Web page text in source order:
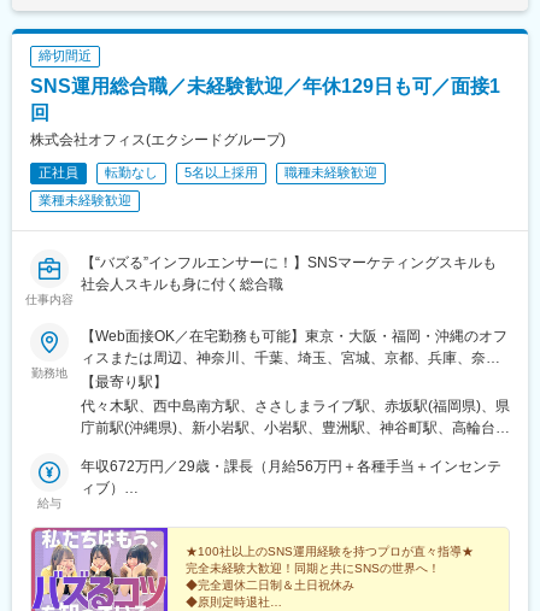
駅、大阪梅田駅(阪神線)、新今宮駅前駅、松屋町駅、岸里駅、三宮
駅(神戸新交通)、高速神戸駅、山陽明石駅、山陽姫路駅、山陽垂水
駅、川西池田駅、西代駅、宝塚南口駅、鳴尾・武庫川女子大前
駅、芦屋川駅、鈴蘭台西口駅、須磨寺駅、大開駅、旧居留地・大
丸前駅、新在家駅、伊丹駅(阪急線)、猪名寺駅、西灘駅、舞子公園
四宮駅、近鉄丹波橋駅、元田中駅、宇治駅(京阪線)、九条駅(京都
府)、洛西口駅、八木西口駅、宝山寺駅、狸小路駅、中央区役所前
駅、発寒駅、新琴似駅、久屋大通駅、愛知大学前駅、西高蔵駅、
新川駅(愛知県)、ナゴヤドーム前矢田駅、名鉄名古屋駅、荒子駅、
桜本町駅、尾張一宮駅、東別院駅、西鉄福岡駅、愛宕橋駅、勾当
橋駅(東京都)、田町駅(東京都)、御成門駅、稲荷町駅(東京都)、清
澄白河駅、北参道駅、五反田駅、竹橋駅、京橋駅(東京都)、高輪ゲ
台駅、伊勢佐木長者町駅、武蔵溝ノ口駅、日ノ出町駅、なんば駅
(南海線)、桜ノ宮駅、福島駅(大阪府・阪神線)、中之島駅、野田阪
神駅、蒲生四丁目駅、花田口駅、中津駅(地下鉄)、天王寺駅前駅、
南方駅(大阪府)、聖天坂駅、四天王寺前夕陽ケ丘駅、中崎町駅、三
宮駅(神戸市営)、西新町駅、芦屋駅(阪神線)、県庁前駅(兵庫県)、
駅、北１２条駅、資生館小学校前駅、高岳駅、小池駅、矢田駅(愛
知県)、桜駅(愛知県)、名鉄一宮駅
スマホファーストな金融サービスのUIUXを発明していくことにも
なりますので、金融機関での新規事業開発を経験されていた方
や、ネット企業で実績を上げてこられた方、海外での新規事業に
携わっていた方など様々なメンバーで構成されています。
変更の範囲：会社の定める業務
てチームの更なる強化を図るため、組織拡大に伴う増員での募集
となります。
の設計、ユーザーデータを活用した新たな保険体験の創出、プロ
開発全般をリードしていただきます。スピード感のある意思決定
環境のもと、大規模ユーザー基盤に対してダイレクトに価値を届
■PayPay金融戦略本部の紹介
PayPayをNo1のFintech企業に。という全社のミッションを達成
う」以外に「ためる」「ふやす」「かりる」「そなえる」「かん
りする」）のユースケースを創り上げていく実行部隊です。
スマホファーストな金融サービスのUIUXを発明していくことにも
なりますので、大手金融機関での新規事業開発を経験されていた
方や、商社やネット企業で実績を上げてこられた方、海外での新
規事業に携わっていた方など経験やスキル・視点は様々なメンバ
ーで構成されています。
変更の範囲：会社の定める業務
（年1回）■時間外勤務手当、深夜勤務手当有※給与支給につい
て、一部をPayPayアカウントで受け取ることが可能です（給与デ
ジタル支払いに対応）賃金はあくまでも目安の金額であり、選考
を通じて上下する可能性があります。月給(月額)は固定手当を含め
た表記です。
締切間近
SNS運用総合職／未経験歓迎／年休129日も可／面接1
回
株式会社オフィス(エクシードグループ)
正社員 転勤なし 5名以上採用
職種未経験歓迎
業種未経験歓迎
仕事内容
【“バズる”インフルエンサーに！】SNSマーケティングスキルも
社会人スキルも身に付く総合職
勤務地
【Web面接OK／在宅勤務も可能】東京・大阪・福岡・沖縄のオフ
ィスまたは周辺、神奈川、千葉、埼玉、宮城、京都、兵庫、奈
良、滋賀、和歌山、愛知、静岡、香川、愛媛、広島、岡山、福
岡、佐賀、長崎、熊本、大分、宮崎、鹿児島、沖縄の各勤務先＼
＼積極採用中！／／★勤務地は希望を考慮し決定します。★転勤
策：あり＜東京本社＞東京都豊島区東池袋3-7-9 AS ONE東池袋
ビル7階＜名古屋支社＞愛知県名古屋市中村区池町4－60－12 グ
8 新大阪阪神ビル7階＜福岡支社＞福岡県福岡市中央区大名２丁
目 9-17 ARISTO大名 3F＜沖縄支社＞沖縄県那覇市久茂地2丁目
3-9 8階西
【最寄り駅】
代々木駅、西中島南方駅、ささしまライブ駅、赤坂駅(福岡県)、県
庁前駅(沖縄県)、新小岩駅、小岩駅、豊洲駅、神谷町駅、高輪台
駅(舎人ライナー)、三鷹駅、恵比寿駅、広尾駅、渋谷駅、高田馬場
駅、四ツ谷駅、新宿三丁目駅、三軒茶屋駅、霞ケ関駅(東京都)、末
(東京都)、飯田橋駅、有楽町駅、綾瀬駅、北千住駅、上野御徒町
駅、蒲田駅、大森駅(東京都)、東銀座駅、日本橋駅(東京都)、三越
前駅、小伝馬町駅、八丁堀駅(東京都)、中野坂上駅、中野駅(東京
都)、町田駅、目黒駅、立会川駅、五反田駅、井の頭公園駅、都電
給与
年収672万円／29歳・課長（月給56万円＋各種手当＋インセンテ
ィブ）
ィブ）
★100社以上のSNS運用経験を持つプロが直々指導★
完全未経験大歓迎！同期と共にSNSの世界へ！
◆完全週休二日制＆土日祝休み
◆原則定時退社